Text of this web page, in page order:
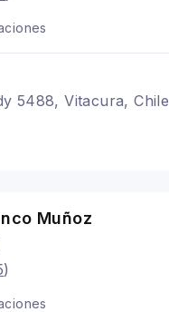
5488, Vitacura, Chile
Muñoz
)